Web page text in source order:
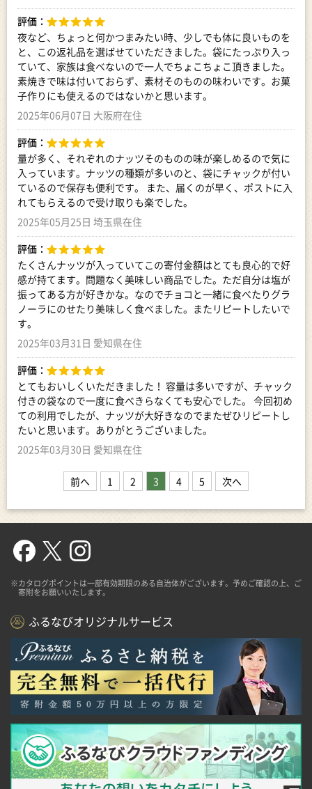
評価：
夜など、ちょっと何かつまみたい時、少しでも体に良いものを
と、この返礼品を選ばせていただきました。袋にたっぷり入っ
ていて、家族は食べないので一人でちょこちょこ頂きました。
素焼きで味は付いておらず、素材そのものの味わいです。お菓
子作りにも使えるのではないかと思います。
2025年06月07日 大阪府在住
評価：
量が多く、それぞれのナッツそのものの味が楽しめるので気に
入っています。ナッツの種類が多いのと、袋にチャックが付い
ているので保存も便利です。 また、届くのが早く、ポストに入
れてもらえるので受け取りも楽でした。
2025年05月25日 埼玉県在住
評価：
たくさんナッツが入っていてこの寄付金額はとても良心的で好
感が持てます。問題なく美味しい商品でした。ただ自分は塩が
振ってある方が好きかな。なのでチョコと一緒に食べたりグラ
ノーラにのせたり美味しく食べました。またリピートしたいで
す。
2025年03月31日 愛知県在住
評価：
とてもおいしくいただきました！ 容量は多いですが、チャック
付きの袋なので一度に食べきらなくても安心でした。 今回初め
ての利用でしたが、ナッツが大好きなのでまたぜひリピートし
たいと思います。ありがとうございました。
2025年03月30日 愛知県在住
前へ 1 2 3 4 5 次へ
※カタログポイントは一部有効期限のある自治体がございます。予めご確認の上、ご
寄附をお願いいたします。
ふるなびオリジナルサービス